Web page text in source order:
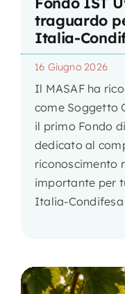
traguardo
Italia-
16 Giugno 2026
Il MASAF ha
come Soggetto
il primo Fondo
dedicato al
riconoscimento
importante per
Italia-Condifesa